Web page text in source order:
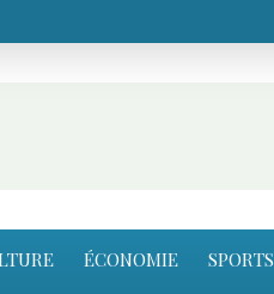
ÉCONOMIE SPORTS